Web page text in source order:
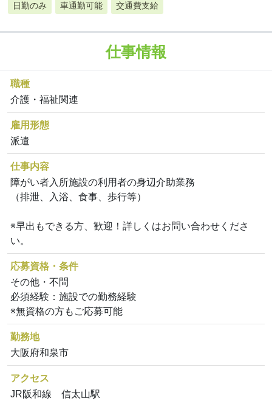
日勤のみ 車通勤可能 交通費支給
仕事情報
職種
介護・福祉関連
雇用形態
派遣
仕事内容
障がい者入所施設の利用者の身辺介助業務
（排泄、入浴、食事、歩行等）
※早出もできる方、歓迎！詳しくはお問い合わせくださ
い。
応募資格・条件
その他・不問
必須経験：施設での勤務経験
※無資格の方もご応募可能
勤務地
大阪府和泉市
アクセス
JR阪和線 信太山駅